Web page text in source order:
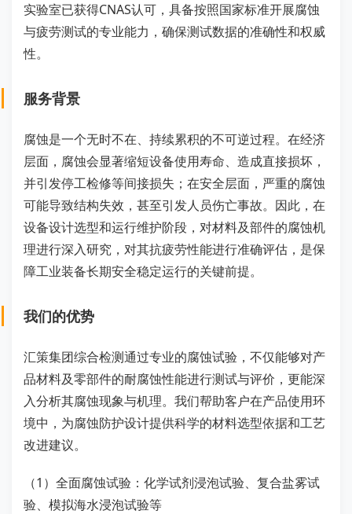
实验室已获得CNAS认可，具备按照国家标准开展腐蚀
与疲劳测试的专业能力，确保测试数据的准确性和权威
性。
服务背景
腐蚀是一个无时不在、持续累积的不可逆过程。在经济
层面，腐蚀会显著缩短设备使用寿命、造成直接损坏，
并引发停工检修等间接损失；在安全层面，严重的腐蚀
可能导致结构失效，甚至引发人员伤亡事故。因此，在
设备设计选型和运行维护阶段，对材料及部件的腐蚀机
理进行深入研究，对其抗疲劳性能进行准确评估，是保
障工业装备长期安全稳定运行的关键前提。
我们的优势
汇策集团综合检测通过专业的腐蚀试验，不仅能够对产
品材料及零部件的耐腐蚀性能进行测试与评价，更能深
入分析其腐蚀现象与机理。我们帮助客户在产品使用环
境中，为腐蚀防护设计提供科学的材料选型依据和工艺
改进建议。
（1）全面腐蚀试验：化学试剂浸泡试验、复合盐雾试
验、模拟海水浸泡试验等